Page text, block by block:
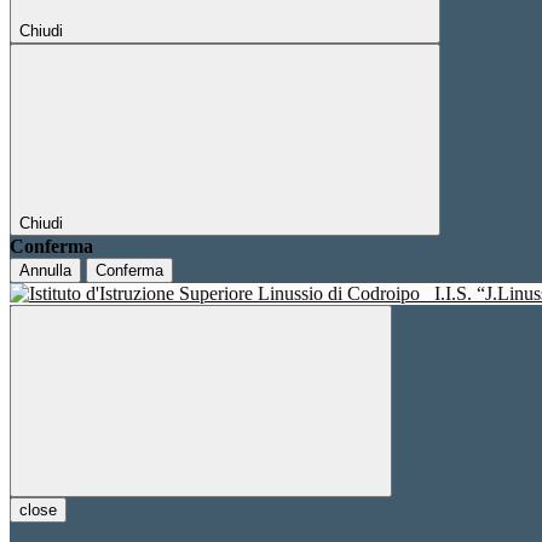
Chiudi
Chiudi
Conferma
Annulla Conferma
I.I.S.
close